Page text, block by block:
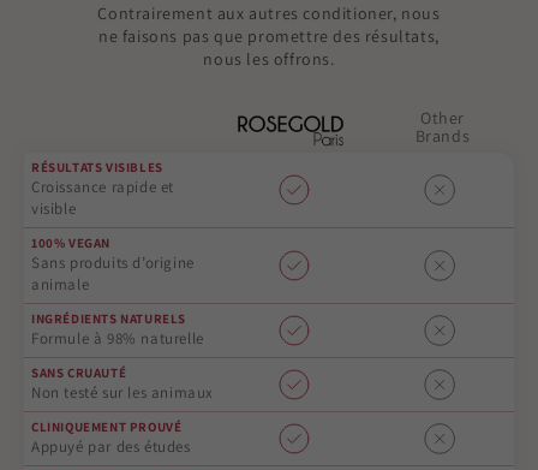
Contrairement aux autres conditioner, nous
ne faisons pas que promettre des résultats,
nous les offrons.
Other
Brands
RÉSULTATS VISIBLES
Croissance rapide et
visible
100% VEGAN
Sans produits d’origine
animale
INGRÉDIENTS NATURELS
Formule à 98% naturelle
SANS CRUAUTÉ
Non testé sur les animaux
CLINIQUEMENT PROUVÉ
Appuyé par des études